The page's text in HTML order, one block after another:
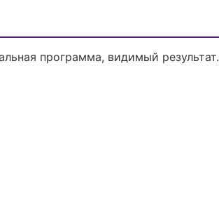
программа, видимый результат.